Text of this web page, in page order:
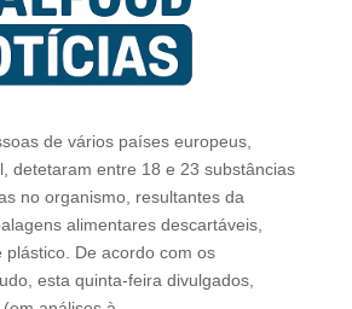
de vários países europeus,
detetaram entre 18 e 23 substâncias
no organismo, resultantes da
alimentares descartáveis,
plástico. De acordo com os
esta quinta-feira divulgados,